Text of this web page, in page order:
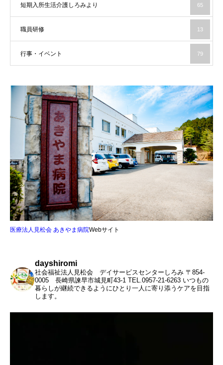
短期入所生活介護しろみより 65
職員研修 13
行事・イベント 79
医療法人見松会 あきやま病院Webサイト
dayshiromi
社会福祉法人見松会 デイサービスセンターしろみ 〒854-
0005 長崎県諫早市城見町43-1 TEL.0957-21-6263 いつもの
暮らしが継続できるようにひとり一人に寄り添うケアを目指
します。